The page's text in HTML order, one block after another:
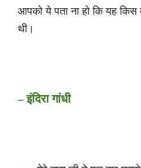
आपको ये पता ना हो कि यह
थी।
– इंदिरा गांधी